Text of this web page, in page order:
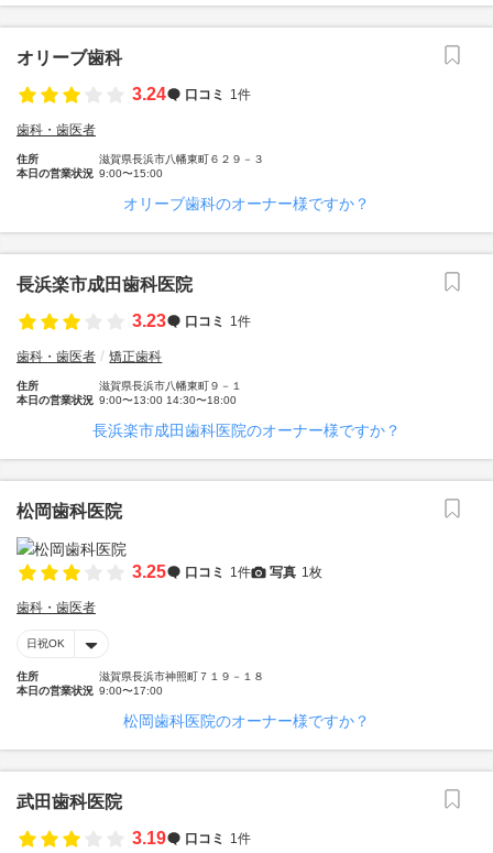
オリーブ歯科
3.24
口コミ 1件
歯科・歯医者
住所
滋賀県長浜市八幡東町６２９－３
本日の営業状況 9:00〜15:00
オリーブ歯科のオーナー様ですか？
長浜楽市成田歯科医院
3.23
口コミ 1件
歯科・歯医者 矯正歯科
住所
滋賀県長浜市八幡東町９－１
本日の営業状況 9:00〜13:00 14:30〜18:00
長浜楽市成田歯科医院のオーナー様ですか？
松岡歯科医院
3.25 口コミ 1件 写真 1枚
歯科・歯医者
日祝OK
住所
滋賀県長浜市神照町７１９－１８
本日の営業状況 9:00〜17:00
松岡歯科医院のオーナー様ですか？
武田歯科医院
3.19
口コミ 1件